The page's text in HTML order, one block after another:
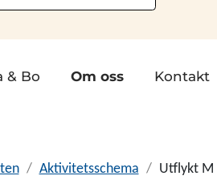
& Bo Om oss Kontakt
Aktivitetsschema Utflykt M